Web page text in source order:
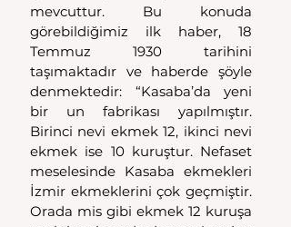
mevcuttur. Bu konuda
görebildiğimiz ilk haber, 18
Temmuz 1930 tarihini
taşımaktadır ve haberde şöyle
denmektedir: “Kasaba’da yeni
bir un fabrikası yapılmıştır.
Birinci nevi ekmek 12, ikinci nevi
ekmek ise 10 kuruştur. Nefaset
meselesinde Kasaba ekmekleri
İzmir ekmeklerini çok geçmiştir.
Orada mis gibi ekmek 12 kuruşa